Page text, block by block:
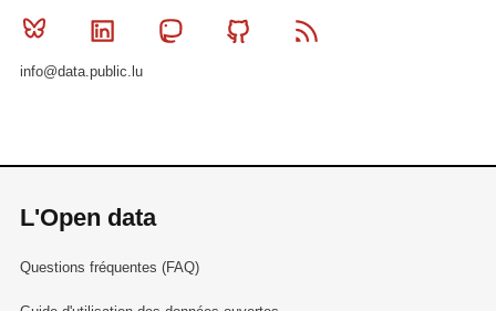
Bluesky Linkedin MastodonGithub
info@data.public.lu
L'Open data
Questions fréquentes (FAQ)